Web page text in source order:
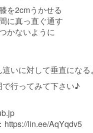
を2cmうかせる
に真っ直ぐ通す
かないように
いに対して垂直になる
行ってみて下さい♪
https://lin.ee/AqYqdv5